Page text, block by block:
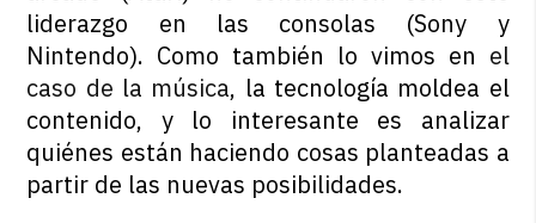
liderazgo en las consolas (Sony y
Nintendo). Como también lo vimos en el
caso de la música, la tecnología moldea el
contenido, y lo interesante es analizar
quiénes están haciendo cosas planteadas a
partir de las nuevas posibilidades.